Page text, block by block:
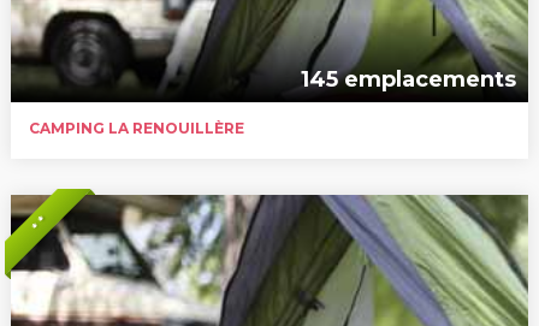
145 emplacements
CAMPING LA RENOUILLÈRE
* *